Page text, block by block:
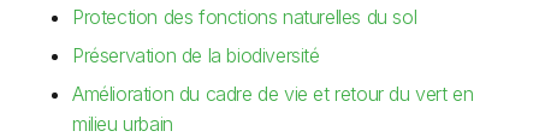
Protection des fonctions naturelles du sol
Préservation de la biodiversité
Amélioration du cadre de vie et retour du vert en
milieu urbain